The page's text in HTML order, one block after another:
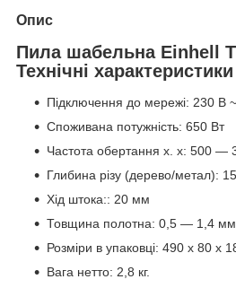
Опис
Пила шабельна Einhell
Технічні
Підключення до мережі: 230 В
Споживана потужність: 650 Вт
Частота обертання х. х: 500 ―
Глибина різу (дерево/метал):
Хід штока:: 20 мм
Товщина полотна: 0,5 ― 1,4 мм
Розміри в упаковці: 490 x 80 x
Вага нетто: 2,8 кг.